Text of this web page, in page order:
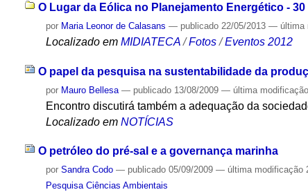
O Lugar da Eólica no Planejamento Energético -
por Maria Leonor de Calasans — publicado 22/05/2013— última
Localizado em MIDIATECA /Fotos /Eventos 2012
O papel da pesquisa na sustentabilidade da
por Mauro Bellesa — publicado 13/08/2009— última modificação
Encontro discutirá também a adequação da
Localizado em NOTÍCIAS
O petróleo do pré-sal e a governança marinha
porSandra Codo — publicado 05/09/2009— última modificação
Pesquisa Ciências Ambientais